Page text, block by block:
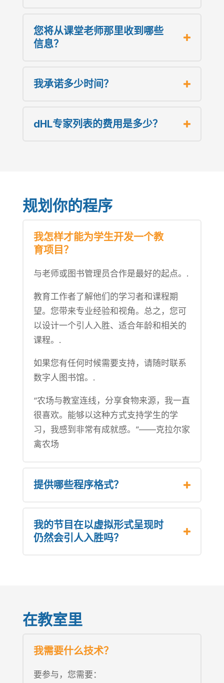
您将从课堂老师那里收到哪些
信息？
我承诺多少时间？
dHL专家列表的费用是多少？
规划你的程序
我怎样才能为学生开发一个教
育项目？
与老师或图书管理员合作是最好的起点。.
教育工作者了解他们的学习者和课程期
望。您带来专业经验和视角。总之，您可
以设计一个引人入胜、适合年龄和相关的
课程。.
如果您有任何时候需要支持，请随时联系
数字人图书馆。.
“农场与教室连线，分享食物来源，我一直
很喜欢。能够以这种方式支持学生的学
习，我感到非常有成就感。”——克拉尔家
禽农场
提供哪些程序格式？
我的节目在以虚拟形式呈现时
仍然会引人入胜吗？
在教室里
我需要什么技术？
要参与，您需要：